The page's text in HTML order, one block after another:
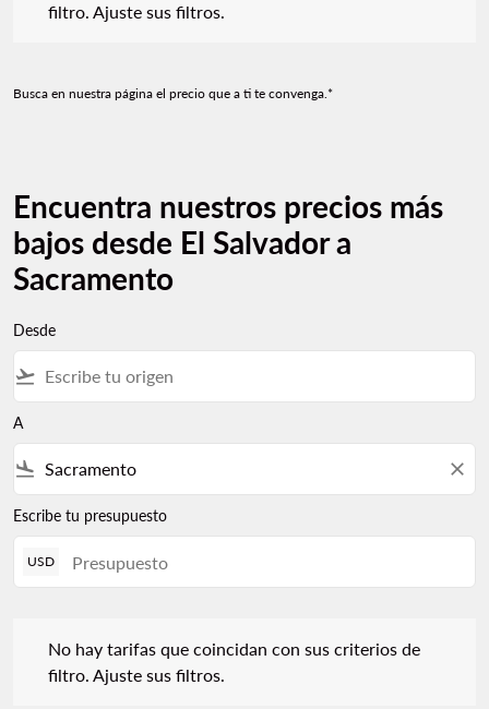
filtro. Ajuste sus filtros.
Busca en nuestra página el precio que a ti te convenga.*
Encuentra nuestros precios más
bajos desde El Salvador a
Sacramento
Desde
flight_takeoff
A
flight_land close
Escribe tu presupuesto
USD
No hay tarifas que coincidan con sus criterios de
filtro. Ajuste sus filtros.